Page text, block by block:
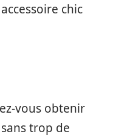
chic
vous obtenir
trop de